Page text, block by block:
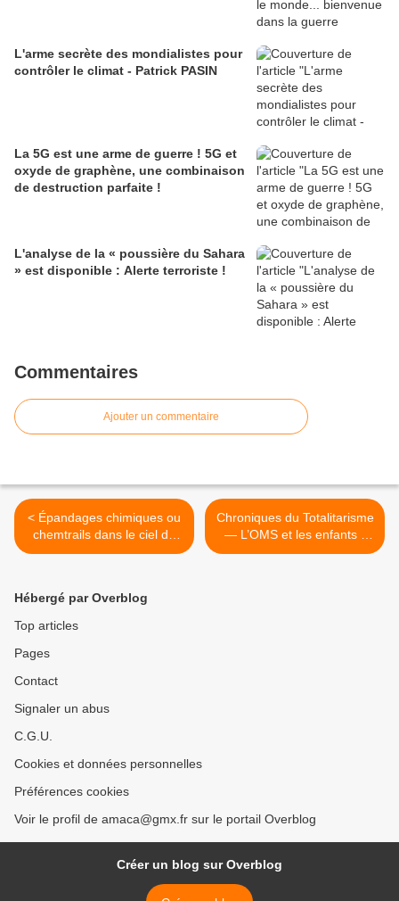
L'arme secrète des mondialistes pour
contrôler le climat - Patrick PASIN
La 5G est une arme de guerre ! 5G et
oxyde de graphène, une combinaison
de destruction parfaite !
L'analyse de la « poussière du Sahara
» est disponible : Alerte terroriste !
Commentaires
Ajouter un commentaire
< Épandages chimiques ou
chemtrails dans le ciel de
Belgique...
Chroniques du Totalitarisme
— L’OMS et les enfants -
KAIROS >
Hébergé par Overblog
Top articles
Pages
Contact
Signaler un abus
C.G.U.
Cookies et données personnelles
Préférences cookies
Voir le profil de amaca@gmx.fr sur le portail Overblog
Créer un blog sur Overblog